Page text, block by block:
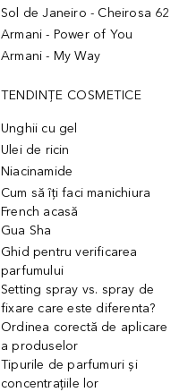
Sol de Janeiro - Cheirosa 62
Armani - Power of You
Armani - My Way
TENDINȚE COSMETICE
Unghii cu gel
Ulei de ricin
Niacinamide
Cum să îți faci manichiura
French acasă
Gua Sha
Ghid pentru verificarea
parfumului
Setting spray vs. spray de
fixare care este diferenta?
Ordinea corectă de aplicare
a produselor
Tipurile de parfumuri și
concentrațiile lor